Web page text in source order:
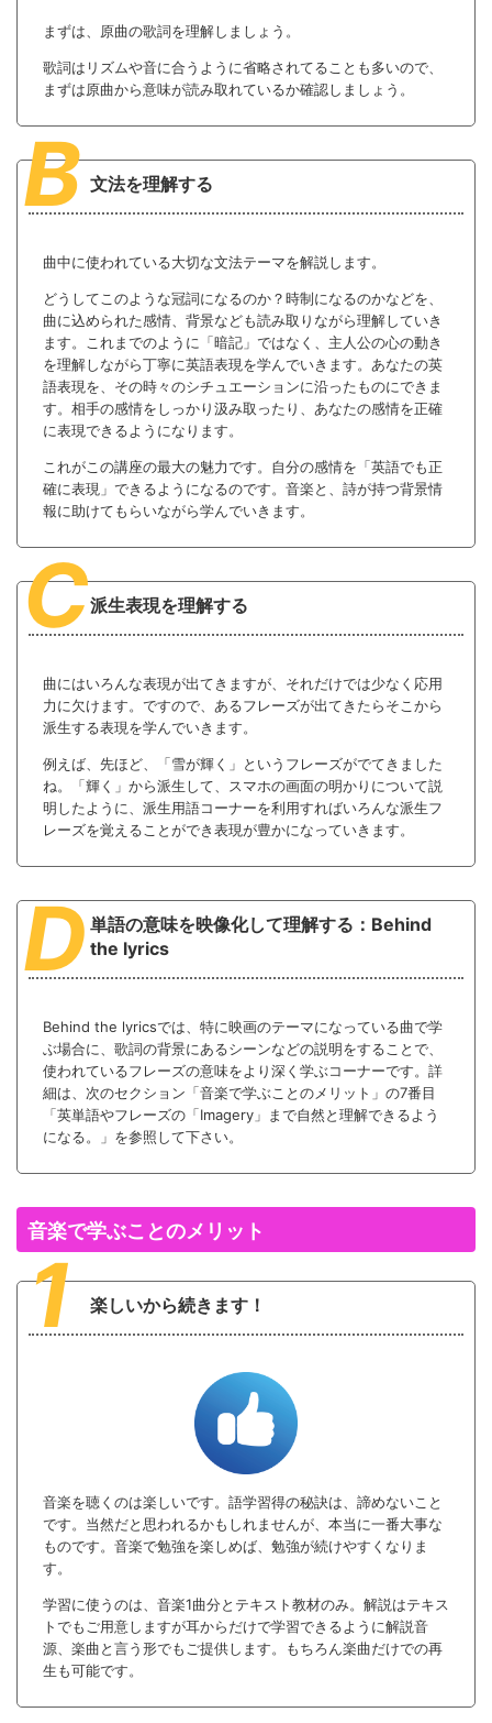
まずは、原曲の歌詞を理解しましょう。
歌詞はリズムや音に合うように省略されてることも多いので、
まずは原曲から意味が読み取れているか確認しましょう。
B 文法を理解する
曲中に使われている大切な文法テーマを解説します。
どうしてこのような冠詞になるのか？時制になるのかなどを、
曲に込められた感情、背景なども読み取りながら理解していき
ます。これまでのように「暗記」ではなく、主人公の心の動き
を理解しながら丁寧に英語表現を学んでいきます。あなたの英
語表現を、その時々のシチュエーションに沿ったものにできま
す。相手の感情をしっかり汲み取ったり、あなたの感情を正確
に表現できるようになります。
これがこの講座の最大の魅力です。自分の感情を「英語でも正
確に表現」できるようになるのです。音楽と、詩が持つ背景情
報に助けてもらいながら学んでいきます。
C派生表現を理解する
曲にはいろんな表現が出てきますが、それだけでは少なく応用
力に欠けます。ですので、あるフレーズが出てきたらそこから
派生する表現を学んでいきます。
例えば、先ほど、「雪が輝く」というフレーズがでてきました
ね。「輝く」から派生して、スマホの画面の明かりについて説
明したように、派生用語コーナーを利用すればいろんな派生フ
レーズを覚えることができ表現が豊かになっていきます。
D単語の意味を映像化して理解する：Behind
the lyrics
Behind the lyricsでは、特に映画のテーマになっている曲で学
ぶ場合に、歌詞の背景にあるシーンなどの説明をすることで、
使われているフレーズの意味をより深く学ぶコーナーです。詳
細は、次のセクション「音楽で学ぶことのメリット」の7番目
「英単語やフレーズの「Imagery」まで自然と理解できるよう
になる。」を参照して下さい。
音楽で学ぶことのメリット
1 楽しいから続きます！
音楽を聴くのは楽しいです。語学習得の秘訣は、諦めないこと
です。当然だと思われるかもしれませんが、本当に一番大事な
ものです。音楽で勉強を楽しめば、勉強が続けやすくなりま
す。
学習に使うのは、音楽1曲分とテキスト教材のみ。解説はテキス
トでもご用意しますが耳からだけで学習できるように解説音
源、楽曲と言う形でもご提供します。もちろん楽曲だけでの再
生も可能です。